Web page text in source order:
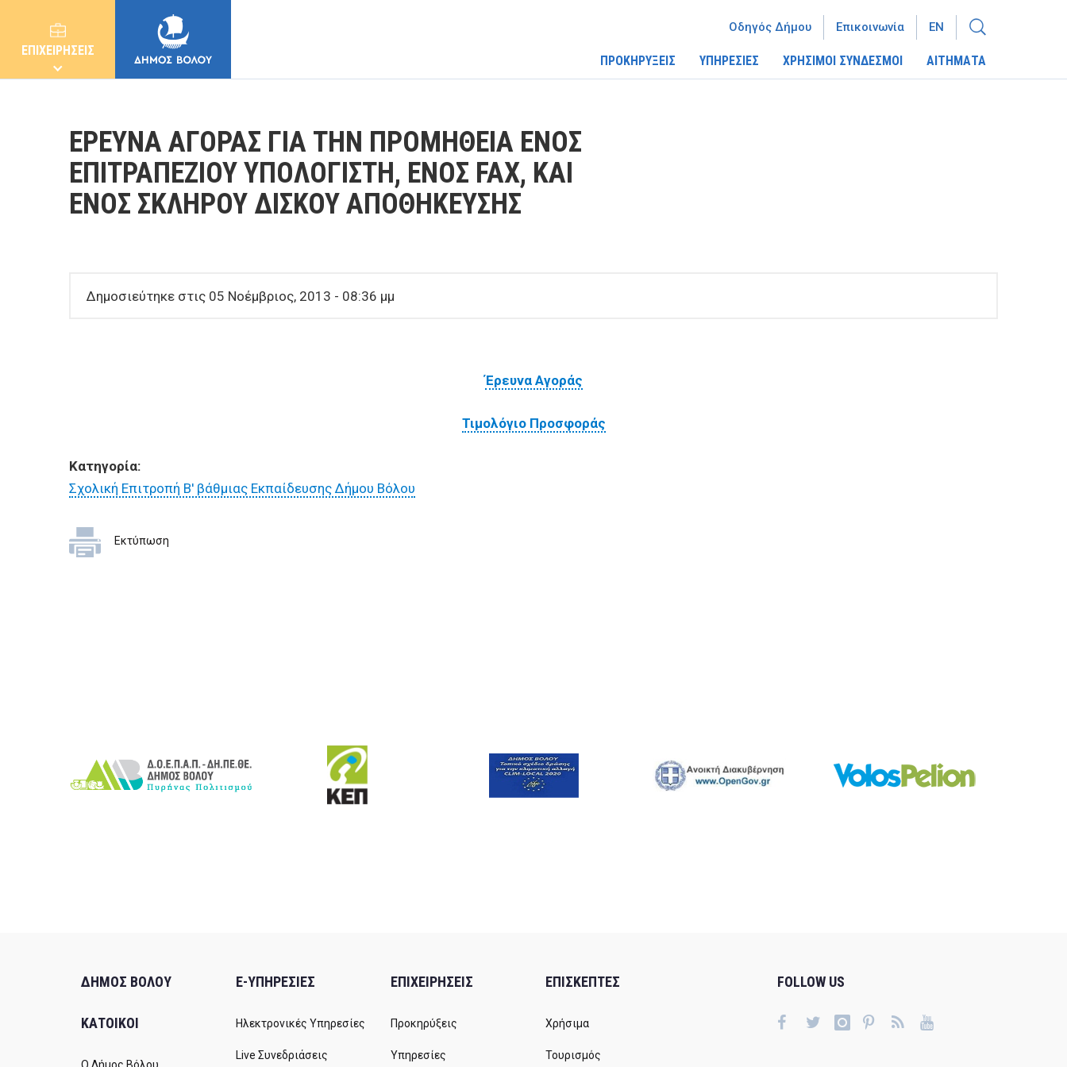
ΕΠΙΧΕΙΡΗΣΕΙΣ
ΠΡΟΚΗΡΥΞΕΙΣ ΥΠΗΡΕΣΙΕΣ ΧΡΗΣΙΜΟΙ ΣΥΝΔΕΣΜΟΙ ΑΙΤΗΜΑΤΑ
Οδηγός Δήμου Επικοινωνία EN
ΕΡΕΥΝΑ ΑΓΟΡΑΣ ΓΙΑ ΤΗΝ ΠΡΟΜΗΘΕΙΑ ΕΝΟΣ
ΕΠΙΤΡΑΠΕΖΙΟΥ ΥΠΟΛΟΓΙΣΤΗ, ΕΝΟΣ FAX, ΚΑΙ
ΕΝΟΣ ΣΚΛΗΡΟΥ ΔΙΣΚΟΥ ΑΠΟΘΗΚΕΥΣΗΣ
Δημοσιεύτηκε στις 05 Νοέμβριος, 2013 - 08:36 μμ
Έρευνα Αγοράς
Τιμολόγιο Προσφοράς
Κατηγορία:
Σχολική Επιτροπή Β' βάθμιας Εκπαίδευσης Δήμου Βόλου
Εκτύπωση
ΔΗΜΟΣ ΒΟΛΟΥ
ΚΑΤΟΙΚΟΙ
Ο Δήμος Βόλου
E-ΥΠΗΡΕΣΙΕΣ
Ηλεκτρονικές Υπηρεσίες
Live Συνεδριάσεις
ΕΠΙΧΕΙΡΗΣΕΙΣ
Προκηρύξεις
Υπηρεσίες
ΕΠΙΣΚΕΠΤΕΣ
Χρήσιμα
Τουρισμός
FOLLOW US